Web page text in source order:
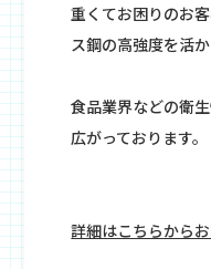
重くてお困りのお
ス鋼の高強度を活
食品業界などの衛
広がっております。
詳細はこちらから